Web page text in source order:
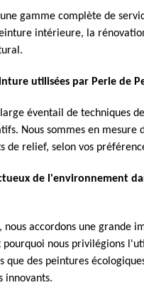
gamme complète de
intérieure, la
utilisées par Perle de
éventail de techniques
Nous sommes en mesure
de relief, selon vos
de l'environnement
nous accordons une grande
nous privilégions
des peintures
innovants.